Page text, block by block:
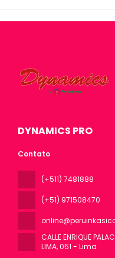
DYNAMICS PRO
Contato
(+511) 7481888
(+51) 971508470
CALLE ENRIQUE
LIMA, 051 - Lima